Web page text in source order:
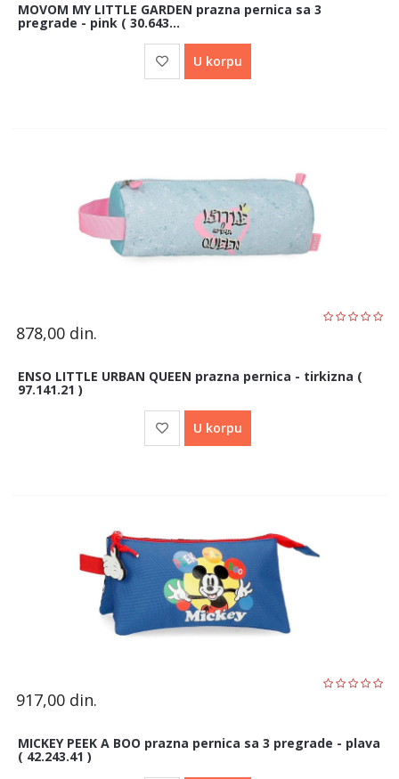
MOVOM MY LITTLE GARDEN prazna pernica sa 3
pregrade - pink ( 30.643...
U korpu
878,00 din.
ENSO LITTLE URBAN QUEEN prazna pernica - tirkizna (
97.141.21 )
U korpu
917,00 din.
MICKEY PEEK A BOO prazna pernica sa 3 pregrade - plava
( 42.243.41 )